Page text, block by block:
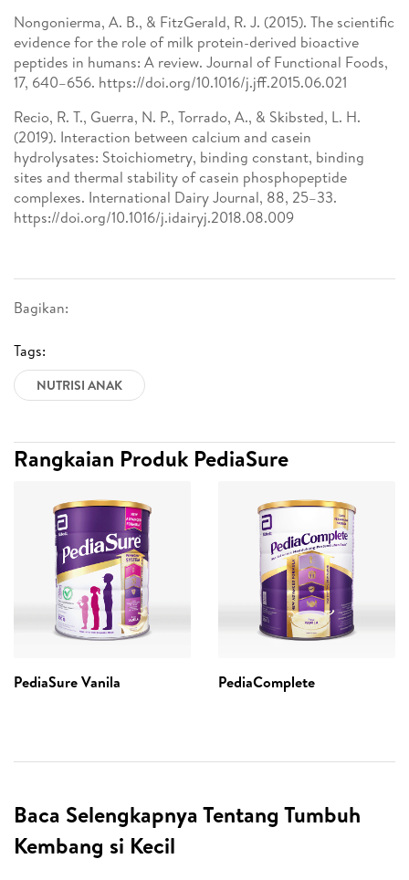
Bagikan:
Tags:
NUTRISI ANAK
Nongonierma, A. B., & FitzGerald, R. J. (2015). The scientific
evidence for the role of milk protein-derived bioactive
peptides in humans: A review. Journal of Functional Foods,
17, 640–656. https://doi.org/10.1016/j.jff.2015.06.021
Recio, R. T., Guerra, N. P., Torrado, A., & Skibsted, L. H.
(2019). Interaction between calcium and casein
hydrolysates: Stoichiometry, binding constant, binding
sites and thermal stability of casein phosphopeptide
complexes. International Dairy Journal, 88, 25–33.
https://doi.org/10.1016/j.idairyj.2018.08.009
Rangkaian Produk PediaSure
PediaSure Vanila PediaComplete
Baca Selengkapnya Tentang Tumbuh
Kembang si Kecil